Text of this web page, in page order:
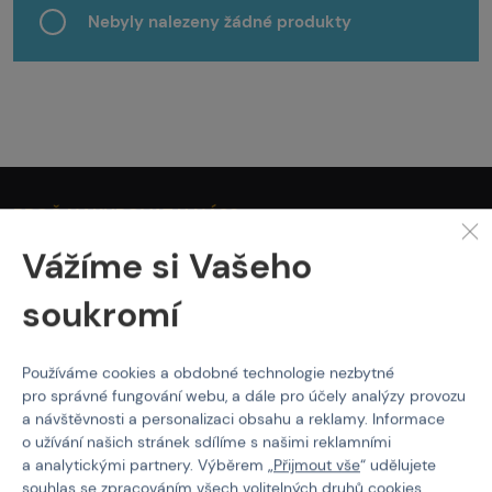
Nebyly nalezeny žádné produkty
PROČ NAKUPOVAT U NÁS?
Actionshop.cz
Black Friday
3x Showroom v ČR
Ověřené značky
Servis
O NÁKUPU
Platba
Vážíme si Vašeho
soukromí
Používáme cookies a obdobné technologie nezbytné
pro správné fungování webu, a dále pro účely analýzy provozu
a návštěvnosti a personalizaci obsahu a reklamy. Informace
o užívání našich stránek sdílíme s našimi reklamními
a analytickými partnery. Výběrem „Přijmout vše“ udělujete